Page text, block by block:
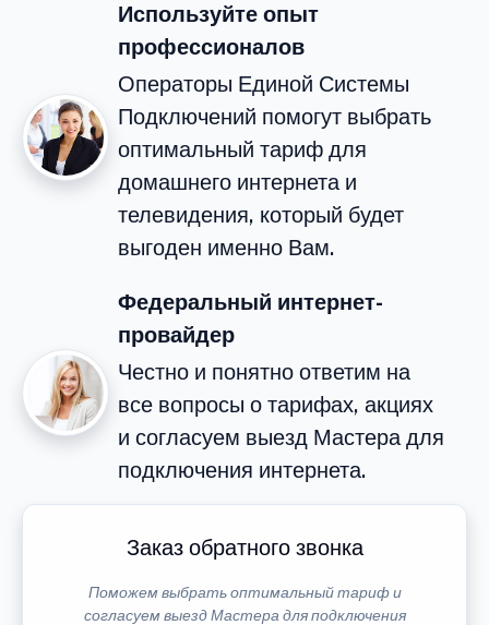
Используйте опыт
профессионалов
Операторы Единой Системы
Подключений помогут выбрать
оптимальный тариф для
домашнего интернета и
телевидения, который будет
выгоден именно Вам.
Федеральный интернет-
провайдер
Честно и понятно ответим на
все вопросы о тарифах, акциях
и согласуем выезд Мастера для
подключения интернета.
Заказ обратного звонка
Поможем выбрать оптимальный тариф и
согласуем выезд Мастера для подключения